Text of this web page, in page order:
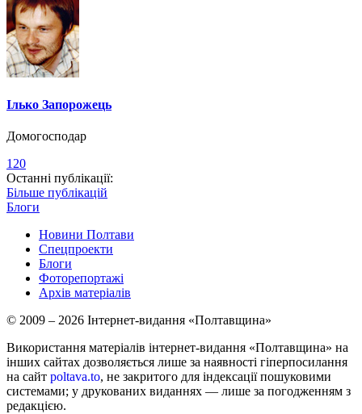
Ілько Запорожець
Домогосподар
120
Останні публікації:
Більше публікацій
Блоги
Новини Полтави
Спецпроекти
Блоги
Фоторепортажі
Архів матеріалів
© 2009 – 2026 Інтернет-видання «Полтавщина»
Використання матеріалів інтернет-видання «Полтавщина» на
інших сайтах дозволяється лише за наявності гіперпосилання
на сайт poltava.to, не закритого для індексації пошуковими
системами; у друкованих виданнях — лише за погодженням з
редакцією.